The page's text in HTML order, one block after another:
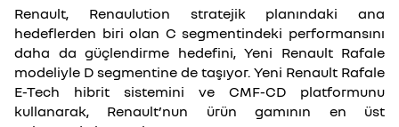
Renault, Renaulution stratejik planındaki ana
hedeflerden biri olan C segmentindeki performansını
daha da güçlendirme hedefini, Yeni Renault Rafale
modeliyle D segmentine de taşıyor. Yeni Renault Rafale
E-Tech hibrit sistemini ve CMF-CD platformunu
kullanarak, Renault’nun ürün gamının en üst